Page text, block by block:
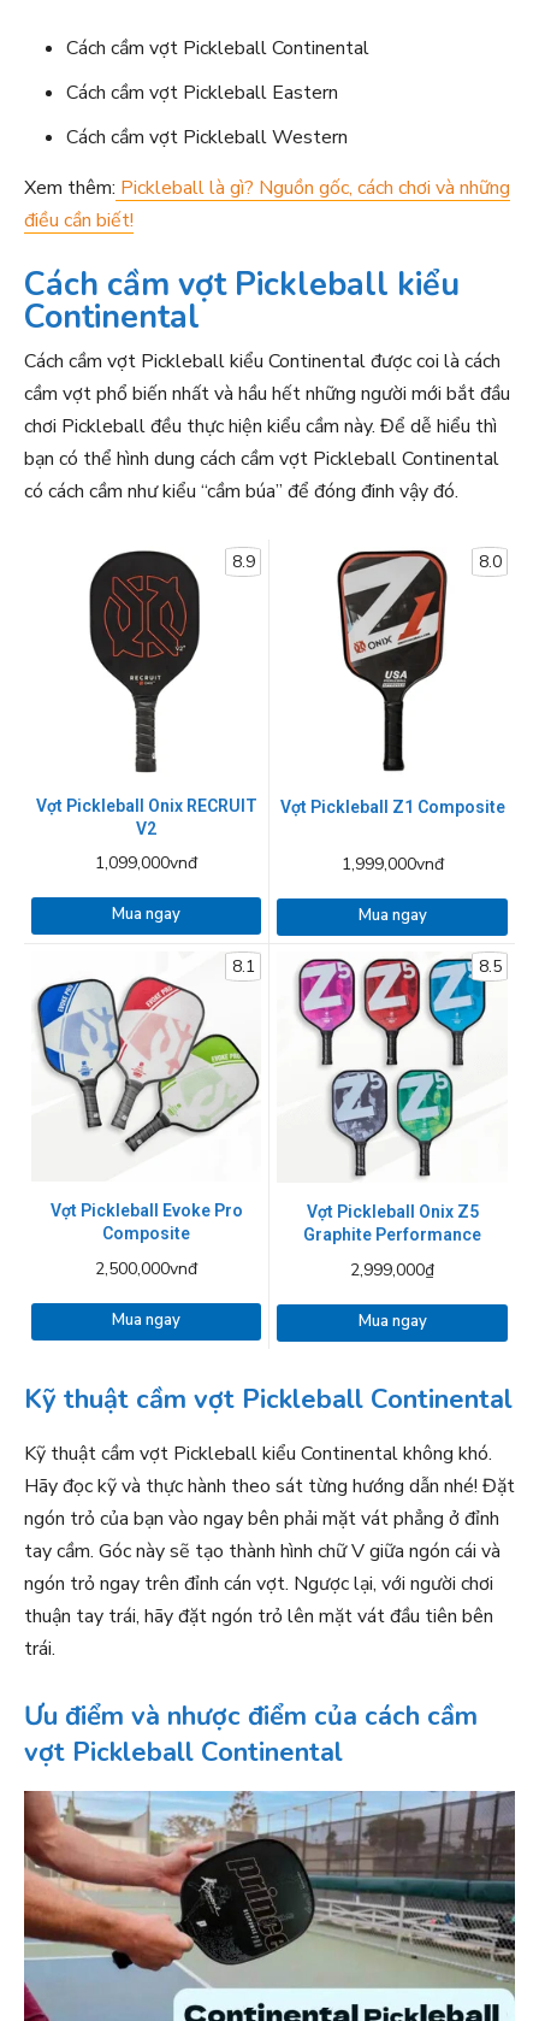
Cách cầm vợt Pickleball Continental
Cách cầm vợt Pickleball Eastern
Cách cầm vợt Pickleball Western
Xem thêm: Pickleball là gì? Nguồn gốc, cách chơi và những
điều cần biết!
Cách cầm vợt Pickleball kiểu
Continental
Cách cầm vợt Pickleball kiểu Continental được coi là cách
cầm vợt phổ biến nhất và hầu hết những người mới bắt đầu
chơi Pickleball đều thực hiện kiểu cầm này. Để dễ hiểu thì
bạn có thể hình dung cách cầm vợt Pickleball Continental
có cách cầm như kiểu “cầm búa” để đóng đinh vậy đó.
8.9
Vợt Pickleball Onix RECRUIT
V2
1,099,000vnđ
Mua ngay
8.0
Vợt Pickleball Z1 Composite
1,999,000vnđ
Mua ngay
8.1
Vợt Pickleball Evoke Pro
Composite
2,500,000vnđ
Mua ngay
8.5
Vợt Pickleball Onix Z5
Graphite Performance
2,999,000₫
Mua ngay
Kỹ thuật cầm vợt Pickleball Continental
Kỹ thuật cầm vợt Pickleball kiểu Continental không khó.
Hãy đọc kỹ và thực hành theo sát từng hướng dẫn nhé! Đặt
ngón trỏ của bạn vào ngay bên phải mặt vát phẳng ở đỉnh
tay cầm. Góc này sẽ tạo thành hình chữ V giữa ngón cái và
ngón trỏ ngay trên đỉnh cán vợt. Ngược lại, với người chơi
thuận tay trái, hãy đặt ngón trỏ lên mặt vát đầu tiên bên
trái.
Ưu điểm và nhược điểm của cách cầm
vợt Pickleball Continental